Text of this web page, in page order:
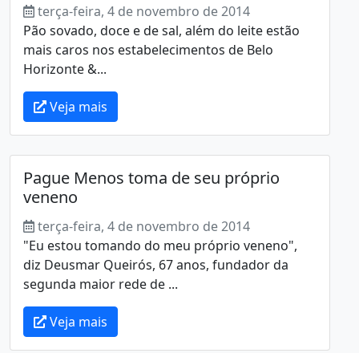
terça-feira, 4 de novembro de 2014
Pão sovado, doce e de sal, além do leite estão
mais caros nos estabelecimentos de Belo
Horizonte &...
Veja mais
Pague Menos toma de seu próprio
veneno
terça-feira, 4 de novembro de 2014
"Eu estou tomando do meu próprio veneno",
diz Deusmar Queirós, 67 anos, fundador da
segunda maior rede de ...
Veja mais